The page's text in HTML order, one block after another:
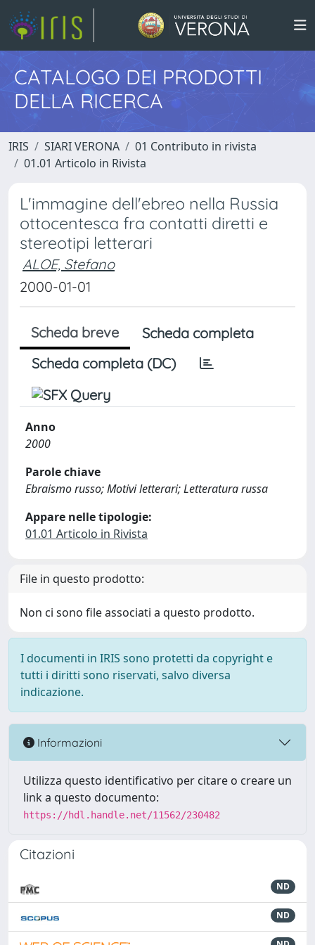
CATALOGO DEI PRODOTTI
DELLA RICERCA
IRIS SIARI VERONA
01 Contributo in rivista
01.01 Articolo in Rivista
L'immagine dell'ebreo nella Russia
ottocentesca fra contatti diretti e
stereotipi letterari
ALOE, Stefano
2000-01-01
Scheda breve
Scheda completa
Scheda completa (DC)
Anno
2000
Parole chiave
Ebraismo russo; Motivi letterari; Letteratura russa
Appare nelle tipologie:
01.01 Articolo in Rivista
File in questo prodotto:
Non ci sono file associati a questo prodotto.
I documenti in IRIS sono protetti da copyright e
tutti i diritti sono riservati, salvo diversa
indicazione.
Informazioni
Utilizza questo identificativo per citare o creare un
link a questo documento:
https://hdl.handle.net/11562/230482
Citazioni
ND
ND